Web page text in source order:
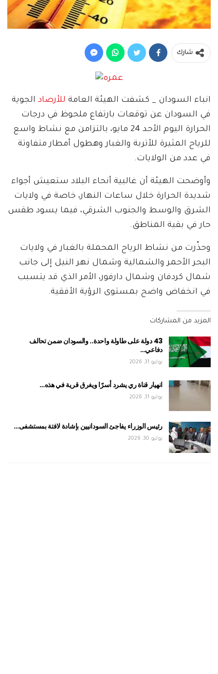
شارك
انباء السودان _ كشفت الهيئة العامة للأرصاد الجوية
في السودان عن توقعات بارتفاع ملحوظ في درجات
الحرارة اليوم الأحد 24 مايو، بالتزامن مع نشاط واسع
للرياح المثيرة للأتربة والغبار وهطول أمطار متفاوتة
في عدد من الولايات.
وأوضحت الهيئة أن غالبية أنحاء البلاد ستعيش أجواء
شديدة الحرارة خلال ساعات النهار، خاصة في ولايات
الشرق والوسط والجنوب الشرقي، فيما يسود طقس
حار في بقية المناطق.
وحذّرت من نشاط الرياح المحملة بالغبار في ولايات
البحر الأحمر والشمالية وشمال نهر النيل إلى جانب
شمال كردفان وشمال دارفور، الأمر الذي قد يتسبب
في انخفاض واضح بمستوى الرؤية الأفقية.
المزيد من المشاركات
43 دولة على طاولة واحدة.. والسودان ضمن تحالف
دفاعي…
يوليو 31, 2026
انهيار قناة ري يشرد أسرًا ويغرق قرية في هذه…
يوليو 31, 2026
رئيس الوزراء يفاجئ السودانيين بإشادة لافتة بمستشفى…
يوليو 30, 2026